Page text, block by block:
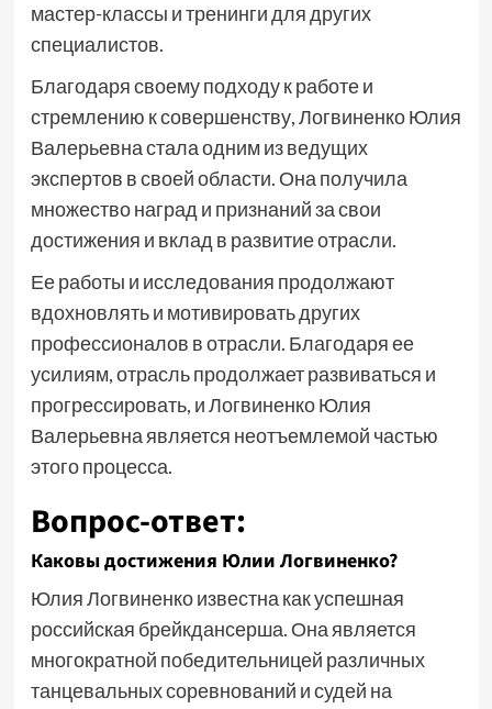
мастер-классы и тренинги для других
специалистов.
Благодаря своему подходу к работе и
стремлению к совершенству, Логвиненко Юлия
Валерьевна стала одним из ведущих
экспертов в своей области. Она получила
множество наград и признаний за свои
достижения и вклад в развитие отрасли.
Ее работы и исследования продолжают
вдохновлять и мотивировать других
профессионалов в отрасли. Благодаря ее
усилиям, отрасль продолжает развиваться и
прогрессировать, и Логвиненко Юлия
Валерьевна является неотъемлемой частью
этого процесса.
Вопрос-ответ:
Каковы достижения Юлии Логвиненко?
Юлия Логвиненко известна как успешная
российская брейкдансерша. Она является
многократной победительницей различных
танцевальных соревнований и судей на